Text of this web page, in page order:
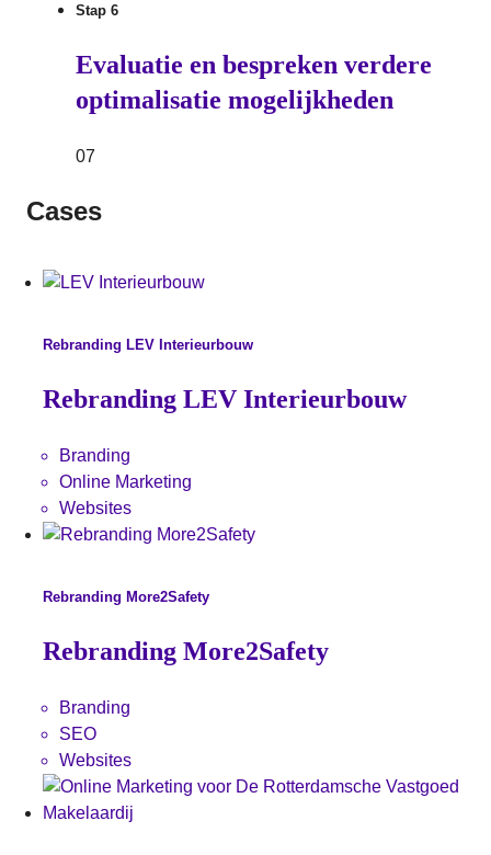
Stap 6
Evaluatie en bespreken verdere
optimalisatie mogelijkheden
07
Cases
Rebranding LEV Interieurbouw
Rebranding LEV Interieurbouw
Branding
Online Marketing
Websites
Rebranding More2Safety
Rebranding More2Safety
Branding
SEO
Websites